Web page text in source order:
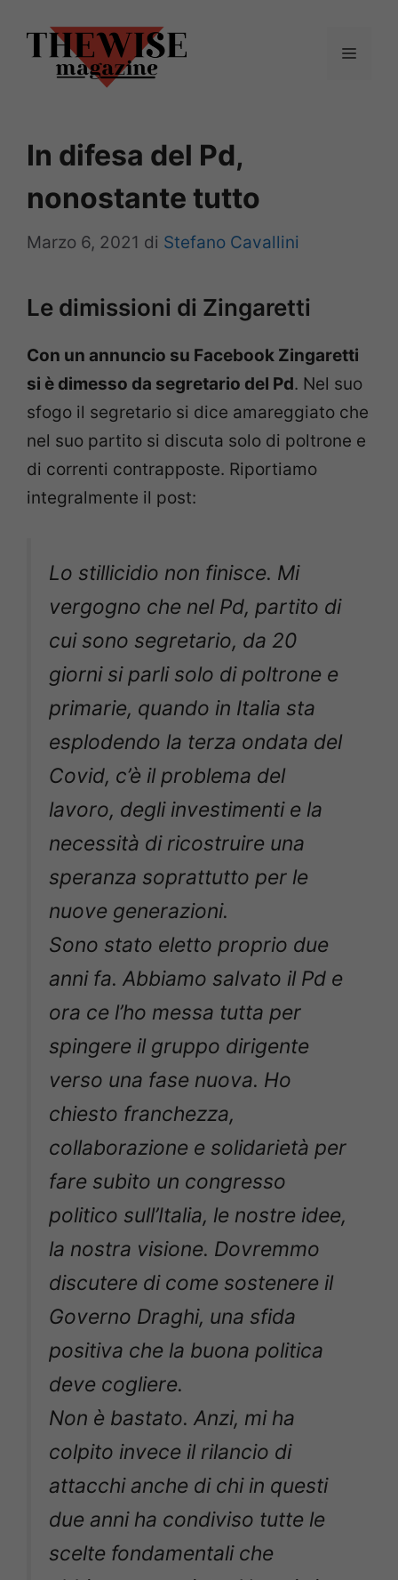
contenuto
Menu
In difesa del Pd,
nonostante tutto
Marzo 6, 2021 di Stefano Cavallini
Le dimissioni di Zingaretti
Con un annuncio su Facebook Zingaretti
si è dimesso da segretario del Pd. Nel suo
sfogo il segretario si dice amareggiato che
nel suo partito si discuta solo di poltrone e
di correnti contrapposte. Riportiamo
integralmente il post:
Lo stillicidio non finisce. Mi
vergogno che nel Pd, partito di
cui sono segretario, da 20
giorni si parli solo di poltrone e
primarie, quando in Italia sta
esplodendo la terza ondata del
Covid, c’è il problema del
lavoro, degli investimenti e la
necessità di ricostruire una
speranza soprattutto per le
nuove generazioni.
Sono stato eletto proprio due
anni fa. Abbiamo salvato il Pd e
ora ce l’ho messa tutta per
spingere il gruppo dirigente
verso una fase nuova. Ho
chiesto franchezza,
collaborazione e solidarietà per
fare subito un congresso
politico sull’Italia, le nostre idee,
la nostra visione. Dovremmo
discutere di come sostenere il
Governo Draghi, una sfida
positiva che la buona politica
deve cogliere.
Non è bastato. Anzi, mi ha
colpito invece il rilancio di
attacchi anche di chi in questi
due anni ha condiviso tutte le
scelte fondamentali che